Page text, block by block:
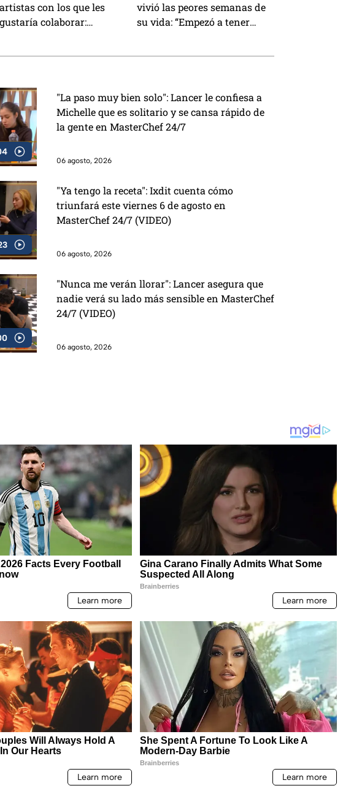
artistas con los que les
gustaría colaborar:
vivió las peores semanas de
su vida: “Empezó a tener
"La paso muy bien solo": Lancer le confiesa a
Michelle que es solitario y se cansa rápido de
la gente en MasterChef 24/7
06 agosto, 2026
"Ya tengo la receta": Ixdit cuenta cómo
triunfará este viernes 6 de agosto en
MasterChef 24/7 (VIDEO)
06 agosto, 2026
"Nunca me verán llorar": Lancer asegura que
nadie verá su lado más sensible en MasterChef
24/7 (VIDEO)
06 agosto, 2026